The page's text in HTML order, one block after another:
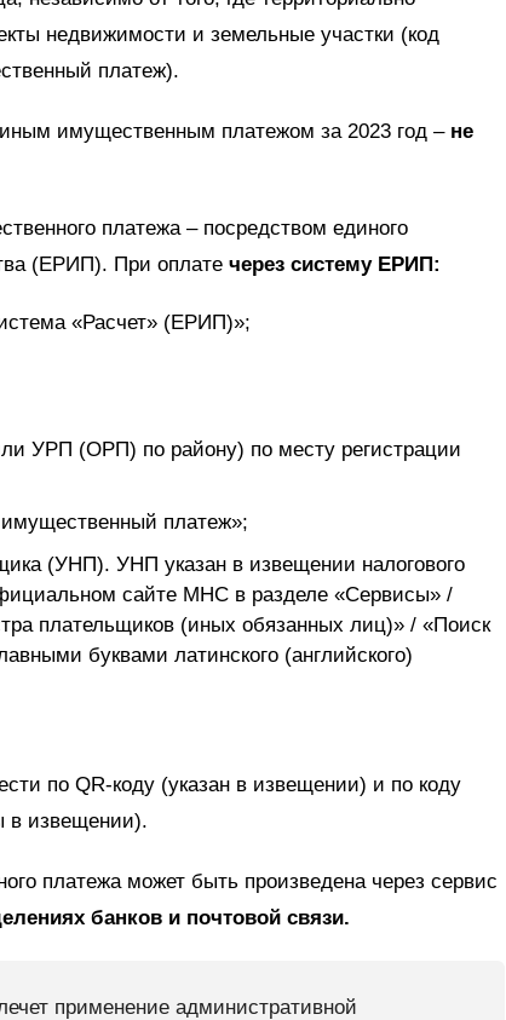
недвижимости и земельные участки (код
платеж).
имущественным платежом за 2023 год – не
платежа – посредством единого
(ЕРИП). При оплате через систему ЕРИП:
«Расчет» (ЕРИП)»;
УРП (ОРП) по району) по месту регистрации
платеж»;
(УНП). УНП указан в извещении налогового
сайте МНС в разделе «Сервисы» /
плательщиков (иных обязанных лиц)» / «Поиск
буквами латинского (английского)
по QR-коду (указан в извещении) и по коду
в извещении).
платежа может быть произведена через сервис
банков и почтовой связи.
применение административной